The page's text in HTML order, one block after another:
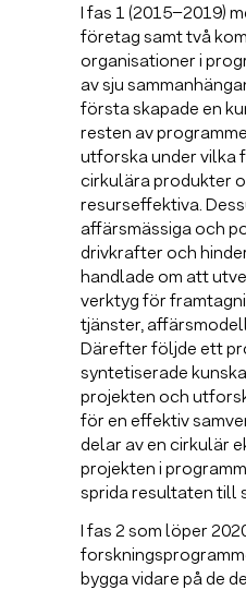
I fas 1 (2015–2019)
företag samt två
organisationer i
av sju
första skapade en
resten av
utforska under vilka
cirkulära produkter
resurseffektiva.
affärsmässiga och
drivkrafter och
handlade om att
verktyg för
tjänster,
Därefter följde ett
syntetiserade
projekten och
för en effektiv
delar av en cirkulär
projekten i
sprida resultaten till
I fas 2 som löper
bygga vidare på de